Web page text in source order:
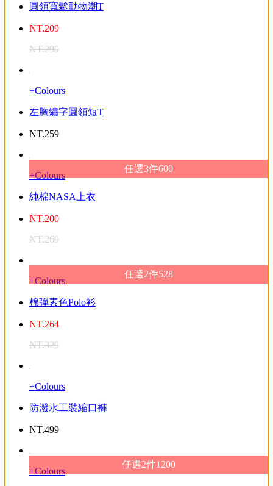
圓領寬鬆動物潮T
NT.209
NT.299
+Colours
左胸繡字圓領短T
NT.259
+Colours
任選3件600
純棉NASA上衣
NT.200
NT.269
+Colours
任選2件528
棉彈素色Polo衫
NT.264
NT.329
+Colours
防潑水工裝縮口褲
NT.499
+Colours
任選2件1200